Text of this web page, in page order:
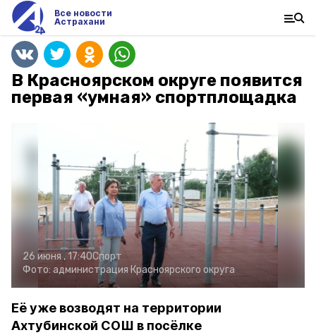
Все новости
Астрахани
В Красноярском округе появится
первая «умная» спортплощадка
26 июня , 17:40Спорт
Фото:администрация Красноярского округа
Её уже возводят на территории
Ахтубинской СОШ в посёлке